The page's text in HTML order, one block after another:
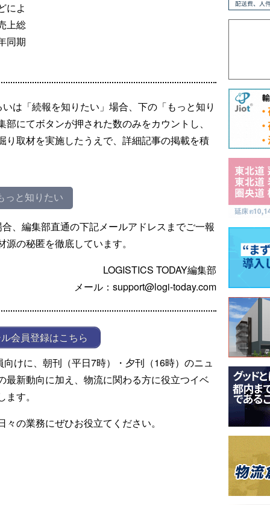
によ
上総
同期
は「続報を知りたい」場合、下の「もっと知り
にてボタンが押された数のみをカウントし、
り取材を実施したうえで、詳細記事の掲載を積
っと知りたい
、編集部直通の下記メールアドレスまでご一報
の秘匿を徹底しています。
LOGISTICS TODAY編集部
メール：support@logi-today.com
会員登録はこちら
けに、朝刊（平日7時）・夕刊（16時）のニュ
最新動向に加え、物流に関わる方に役立つイベ
す。
の業務にぜひお役立てください。